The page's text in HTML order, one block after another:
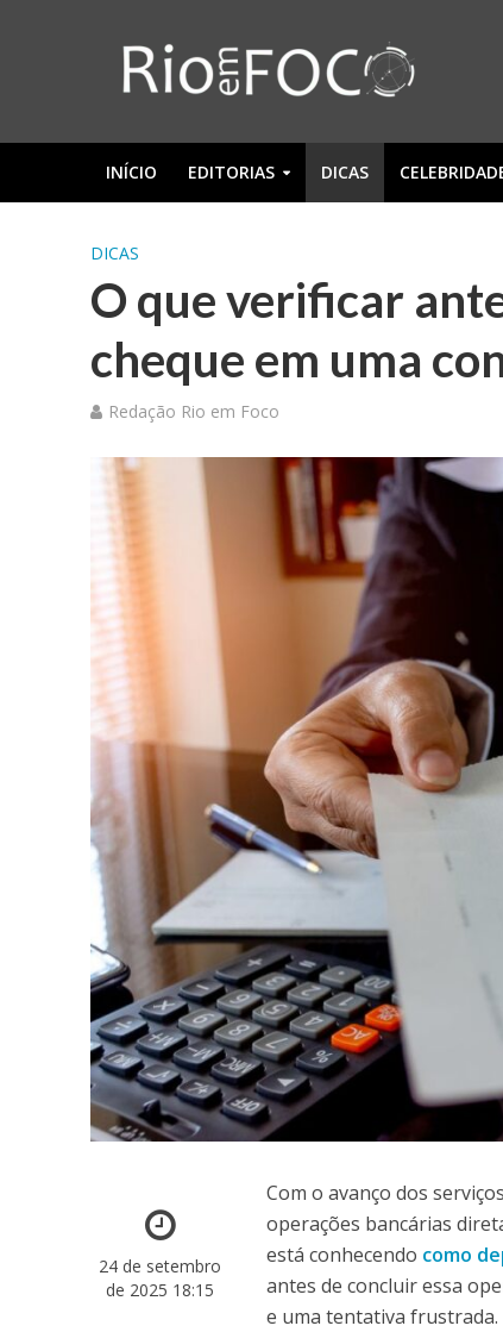
INÍCIO EDITORIAS DICAS
DICAS
O que verificar
cheque em uma
Redação Rio em Foco
24 de setembro
de 2025 18:15
Com o avanço dos
operações bancárias
está conhecendo como
antes de concluir essa
e uma tentativa frustrada.